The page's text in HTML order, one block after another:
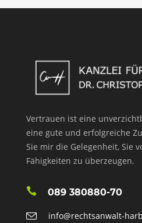
Vertrauen ist eine
eine gute und erfolgreiche
Sie mir die Gelegenheit, Sie
Fähigkeiten zu überzeugen.
089 380880-70
info@rechtsanwalt-